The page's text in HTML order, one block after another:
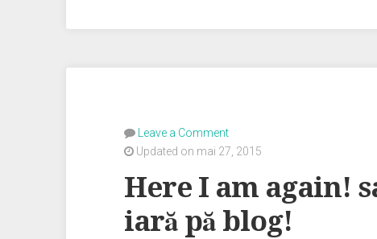
vrei
Leave a Comment
Updated on mai 27, 2015
Here I am again!
iară pă blog!